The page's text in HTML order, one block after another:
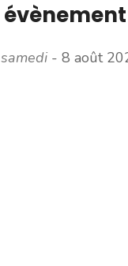
- 8 août